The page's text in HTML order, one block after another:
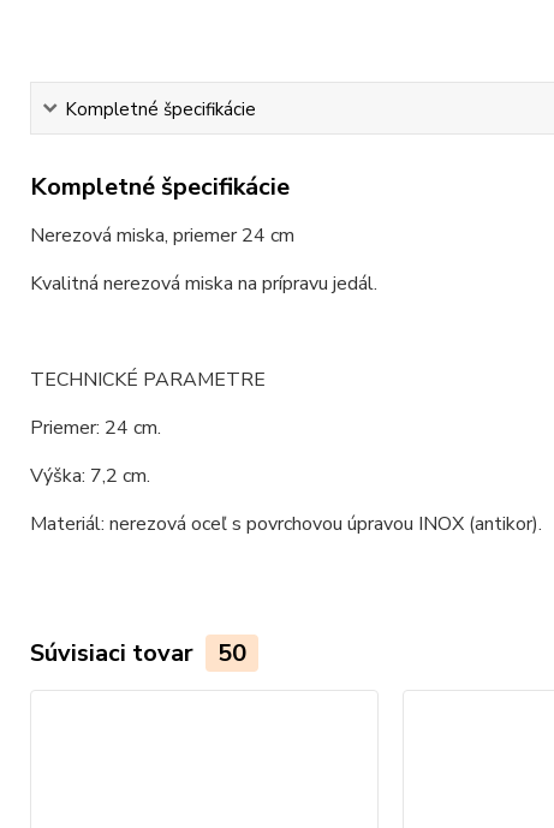
Kompletné špecifikácie
Kompletné špecifikácie
Nerezová miska, priemer 24 cm
Kvalitná nerezová miska na prípravu jedál.
TECHNICKÉ PARAMETRE
Priemer: 24 cm.
Výška: 7,2 cm.
Materiál: nerezová oceľ s povrchovou úpravou INOX (antikor).
Súvisiaci tovar 50